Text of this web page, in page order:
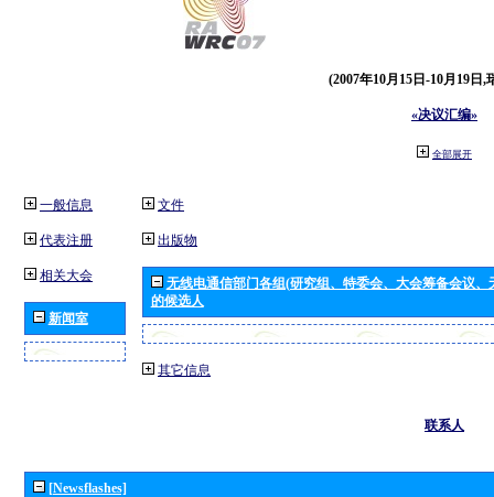
(2007年10月15日-10月19日,
«决议汇编»
全部展开
一般信息
代表注册
相关大会
新闻室
文件
出版物
无线电通信部门各组(研究组、特委会、大会筹备会议
的候选人
其它信息
联系人
[Newsflashes]